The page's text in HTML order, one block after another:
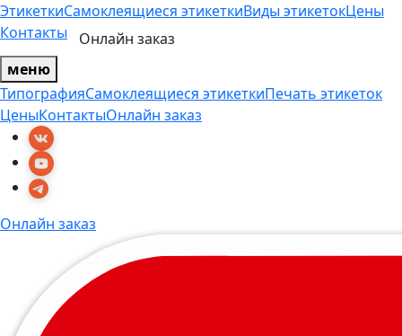
ЭтикеткиСамоклеящиеся этикеткиВиды этикетокЦены
Контакты
Онлайн заказ
меню
ТипографияСамоклеящиеся этикеткиПечать этикеток
ЦеныКонтактыОнлайн заказ
Онлайн заказ